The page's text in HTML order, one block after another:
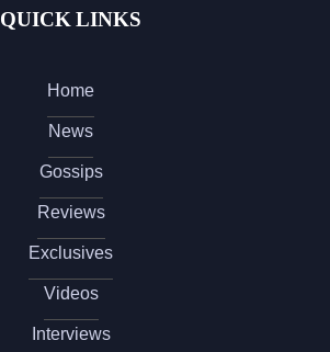
QUICK LINKS
Home
News
Gossips
Reviews
Exclusives
Videos
Interviews